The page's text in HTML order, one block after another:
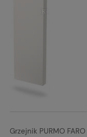
Grzejnik PURMO